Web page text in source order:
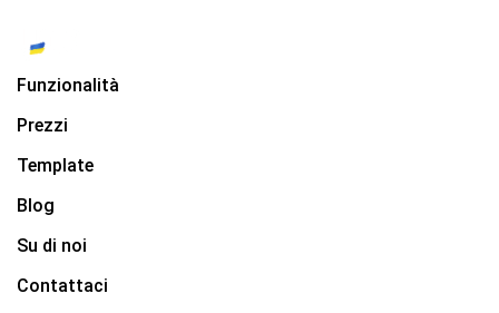
Funzionalità
Prezzi
Template
Blog
Su di noi
Contattaci